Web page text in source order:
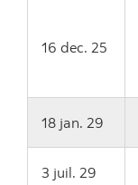
16 dec. 25
18 jan. 29
3 juil. 29